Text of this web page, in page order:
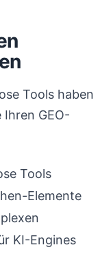
Tools haben
GEO-
Tools
Elemente
KI-Engines